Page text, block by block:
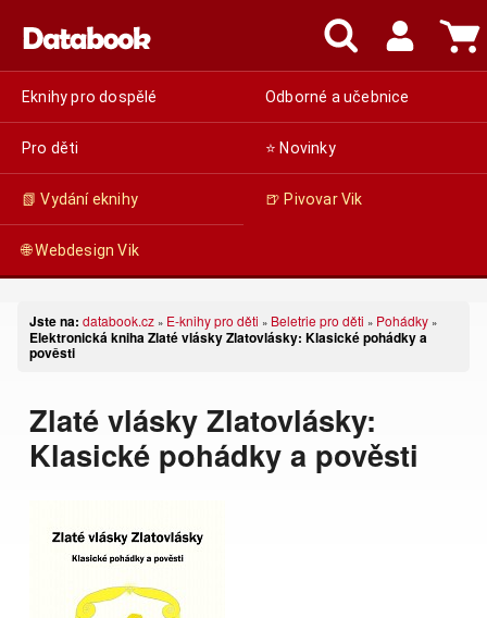
Eknihy pro dospělé Odborné a učebnice
Pro děti ⭐ Novinky
📗 Vydání eknihy 🍺 Pivovar Vik
🌐 Webdesign Vik
Jste na: databook.cz » E-knihy pro děti » Beletrie pro děti » Pohádky »
Elektronická kniha Zlaté vlásky Zlatovlásky: Klasické pohádky a
pověsti
Zlaté vlásky Zlatovlásky:
Klasické pohádky a pověsti